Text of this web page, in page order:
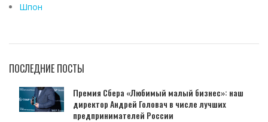
Шпон
ПОСЛЕДНИЕ ПОСТЫ
Премия Сбера «Любимый малый бизнес»: наш
директор Андрей Головач в числе лучших
предпринимателей России